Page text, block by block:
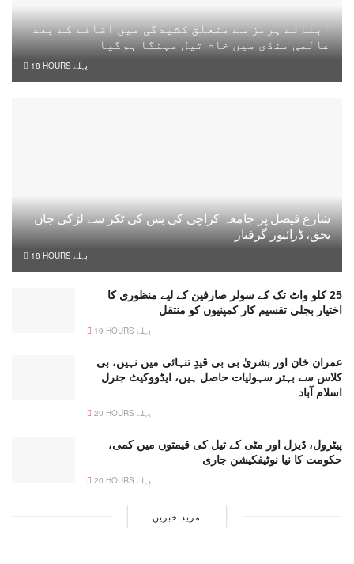
آبنائے ہرمز سے متعلق کشیدگی میں اضافے کے بعد
عالمی منڈی میں خام تیل مہنگا ہوگیا
18 HOURS پہلے
شارع فیصل پر جامعہ کراچی کی بس کی ٹکر سے لڑکی جاں
بحق، ڈرائیور گرفتار
18 HOURS پہلے
25 کلو واٹ تک کے سولر صارفین کے لیے منظوری کا
اختیار بجلی تقسیم کار کمپنیوں کو منتقل
19 HOURS پہلے
عمران خان اور بشریٰ بی بی قیدِ تنہائی میں نہیں، بی
کلاس سے بہتر سہولیات حاصل ہیں، ایڈووکیٹ جنرل
اسلام آباد
20 HOURS پہلے
پیٹرول، ڈیزل اور مٹی کے تیل کی قیمتوں میں کمی،
حکومت کا نیا نوٹیفکیشن جاری
20 HOURS پہلے
مزید خبریں